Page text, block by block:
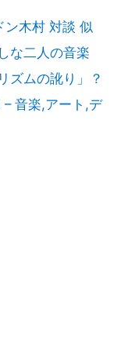
ン木村 対談 似
な二人の音楽
ズムの訛り」？
– 音楽,アート,デ